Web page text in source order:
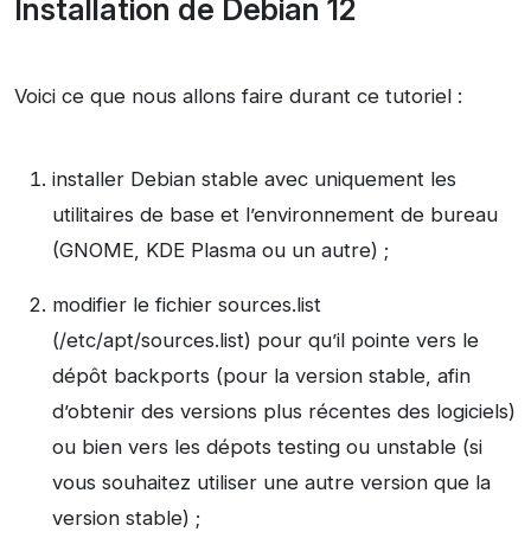
Installation de Debian 12
Voici ce que nous allons faire durant ce tutoriel :
installer Debian stable avec uniquement les
utilitaires de base et l’environnement de bureau
(GNOME, KDE Plasma ou un autre) ;
modifier le fichier sources.list
(/etc/apt/sources.list) pour qu’il pointe vers le
dépôt backports (pour la version stable, afin
d’obtenir des versions plus récentes des logiciels)
ou bien vers les dépots testing ou unstable (si
vous souhaitez utiliser une autre version que la
version stable) ;